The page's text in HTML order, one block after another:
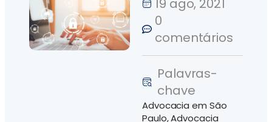
19 ago, 2021
0
comentários
Palavras-
chave
Advocacia em São
Paulo,Advocacia